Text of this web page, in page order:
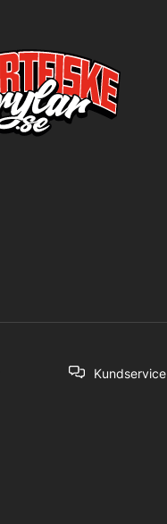
Kundservice